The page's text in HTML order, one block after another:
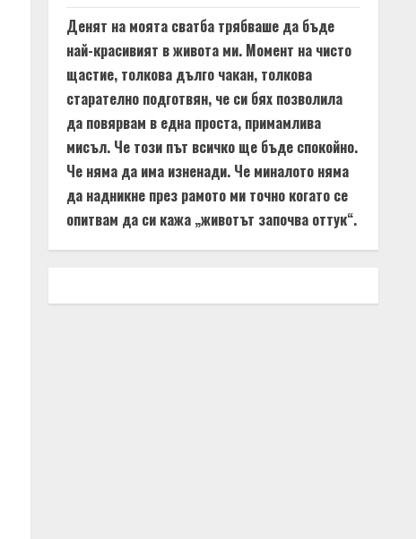
Денят на моята сватба трябваше да бъде
най-красивият в живота ми. Момент на чисто
щастие, толкова дълго чакан, толкова
старателно подготвян, че си бях позволила
да повярвам в една проста, примамлива
мисъл. Че този път всичко ще бъде спокойно.
Че няма да има изненади. Че миналото няма
да надникне през рамото ми точно когато се
опитвам да си кажа „животът започва оттук“.